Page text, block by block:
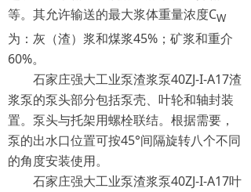
等。其允许输送的最大浆体重量浓度CW
为：灰（渣）浆和煤浆45%；矿浆和重介
60%。
石家庄强大工业泵渣浆泵40ZJ-I-A17渣
浆泵的泵头部分包括泵壳、叶轮和轴封装
置。泵头与托架用螺栓联结。根据需要，
泵的出水口位置可按45°间隔旋转八个不同
的角度安装使用。
石家庄强大工业泵渣浆泵40ZJ-I-A17叶